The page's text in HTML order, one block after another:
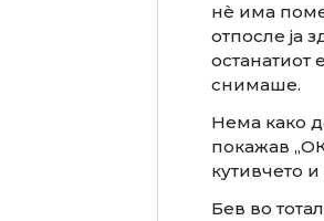
нè има
отпосле ја
останатиот
снимаше.
Нема како
покажав
кутивчето
Бев во